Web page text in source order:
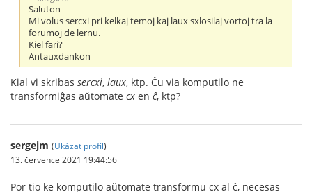
Saluton
Mi volus sercxi pri kelkaj temoj kaj laux sxlosilaj vortoj tra la
forumoj de lernu.
Kiel fari?
Antauxdankon
Kial vi skribas sercxi, laux, ktp. Ĉu via komputilo ne
transformiĝas aŭtomate cx en ĉ, ktp?
sergejm (Ukázat profil)
13. července 2021 19:44:56
Por tio ke komputilo aŭtomate transformu cx al ĉ, necesas